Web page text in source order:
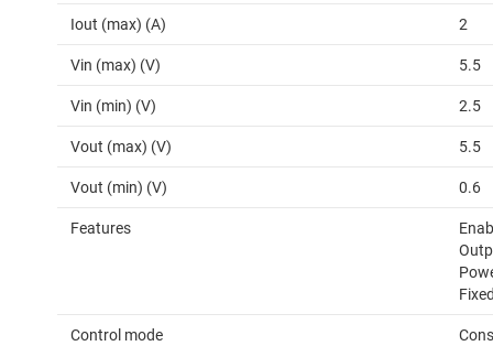
Iout (max) (A) 2
Vin (max) (V) 5.5
Vin (min) (V) 2.5
Vout (max) (V) 5.5
Vout (min) (V) 0.6
Features
Control mode